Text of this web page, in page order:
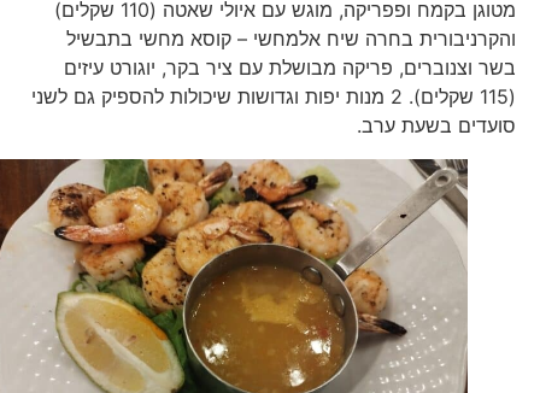
מטוגן בקמח ופפריקה, מוגש עם איולי שאטה (110 שקלים)
והקרניבורית בחרה שיח אלמחשי – קוסא מחשי בתבשיל
בשר וצנוברים, פריקה מבושלת עם ציר בקר, יוגורט עיזים
(115 שקלים). 2 מנות יפות וגדושות שיכולות להספיק גם לשני
סועדים בשעת ערב.